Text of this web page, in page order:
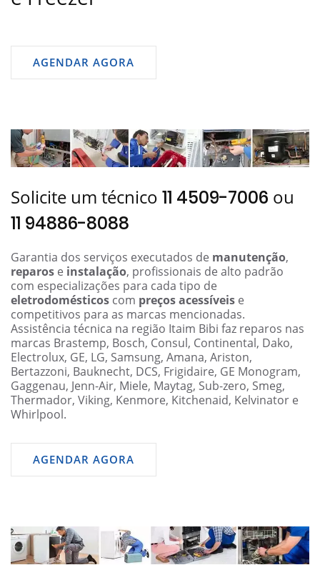
AGENDAR AGORA
Solicite um técnico 11 4509-7006 ou
11 94886-8088
Garantia dos serviços executados de manutenção,
reparos e instalação, profissionais de alto padrão
com especializações para cada tipo de
eletrodomésticos com preços acessíveis e
competitivos para as marcas mencionadas.
Assistência técnica na região Itaim Bibi faz reparos nas
marcas Brastemp, Bosch, Consul, Continental, Dako,
Electrolux, GE, LG, Samsung, Amana, Ariston,
Bertazzoni, Bauknecht, DCS, Frigidaire, GE Monogram,
Gaggenau, Jenn-Air, Miele, Maytag, Sub-zero, Smeg,
Thermador, Viking, Kenmore, Kitchenaid, Kelvinator e
Whirlpool.
AGENDAR AGORA